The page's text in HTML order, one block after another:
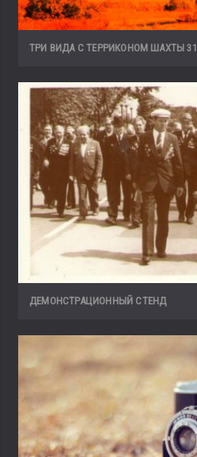
ТРИ ВИДА С ТЕРРИКОНОМ ШАХТЫ 31
ДЕМОНСТРАЦИОННЫЙ СТЕНД